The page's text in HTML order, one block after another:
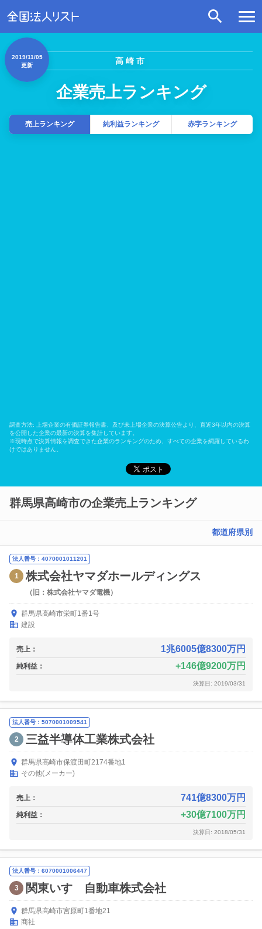
高崎市
企業売上ランキング
2019/11/05
更新
売上ランキング 純利益ランキング 赤字ランキング
調査方法: 上場企業の有価証券報告書、及び未上場企業の決算公告より、直近3年以内の決算
を公開した企業の最新の決算を集計しています。
※現時点で決算情報を調査できた企業のランキングのため、すべての企業を網羅しているわ
けではありません。
群馬県高崎市の企業売上ランキング
都道府県別
法人番号：4070001011201
1 株式会社ヤマダホールディングス
（旧：株式会社ヤマダ電機）
群馬県高崎市栄町1番1号
建設
売上： 1兆6005億8300万円
純利益： 146億9200万円
決算日: 2019/03/31
法人番号：5070001009541
2 三益半導体工業株式会社
群馬県高崎市保渡田町2174番地1
その他(メーカー)
売上： 741億8300万円
純利益： 30億7100万円
決算日: 2018/05/31
法人番号：6070001006447
3 関東いすゞ自動車株式会社
群馬県高崎市宮原町1番地21
商社